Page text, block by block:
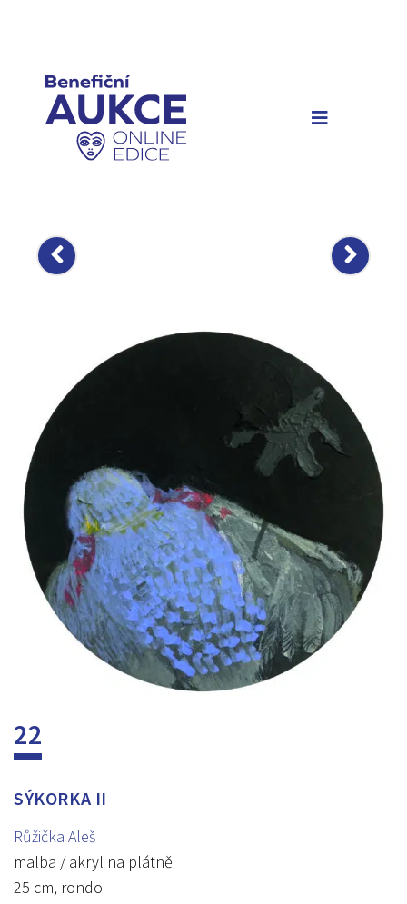
22
SÝKORKA II
Růžička Aleš
malba / akryl na plátně
25 cm, rondo